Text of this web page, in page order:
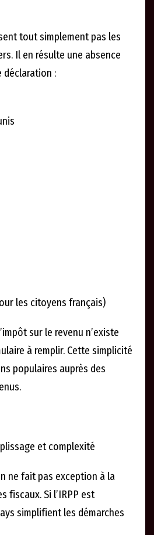
tout simplement pas les
Il en résulte une absence
déclaration :
les citoyens français)
sur le revenu n’existe
à remplir. Cette simplicité
populaires auprès des
et complexité
ne fait pas exception à la
fiscaux. Si l’IRPP est
simplifient les démarches